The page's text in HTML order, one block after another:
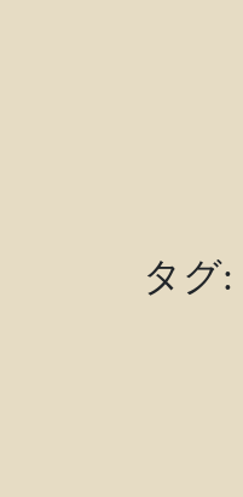
タグ: